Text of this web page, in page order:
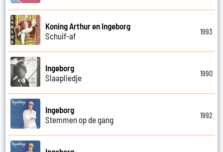
Koning Arthur en Ingeborg
Schuif-af
1993
Ingeborg
Slaapliedje
1990
Ingeborg
Stemmen op de gang
1992